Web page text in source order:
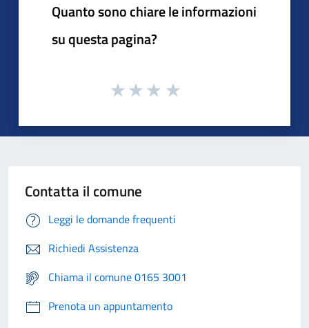
Quanto sono chiare le informazioni
su questa pagina?
Contatta il comune
Leggi le domande frequenti
Richiedi Assistenza
Chiama il comune 0165 3001
Prenota un appuntamento